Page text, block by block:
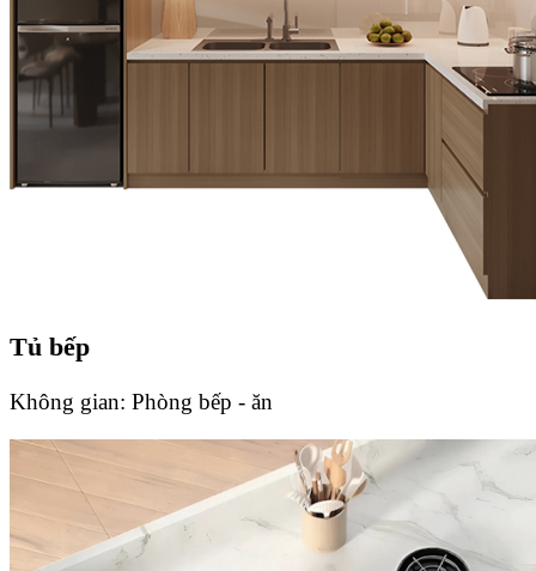
Tủ bếp
Không gian: Phòng bếp - ăn